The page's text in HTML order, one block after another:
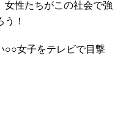
女性たちがこの社会で強
！
○○女子をテレビで目撃